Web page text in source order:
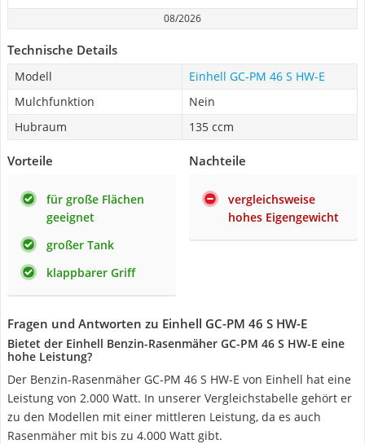
08/2026
Technische Details
Modell
Einhell GC-PM 46 S HW-E
Mulchfunktion
Nein
Hubraum
135 ccm
Vorteile
für große Flächen
geeignet
großer Tank
klappbarer Griff
Nachteile
vergleichsweise
hohes Eigengewicht
Fragen und Antworten zu Einhell GC-PM 46 S HW-E
Bietet der Einhell Benzin-Rasenmäher GC-PM 46 S HW-E eine
hohe Leistung?
Der Benzin-Rasenmäher GC-PM 46 S HW-E von Einhell hat eine
Leistung von 2.000 Watt. In unserer Vergleichstabelle gehört er
zu den Modellen mit einer mittleren Leistung, da es auch
Rasenmäher mit bis zu 4.000 Watt gibt.